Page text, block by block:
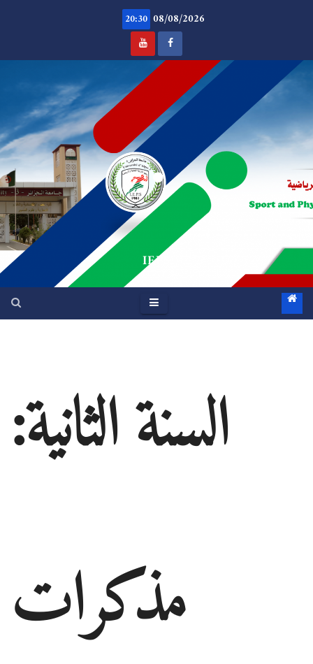
08/08/2026
20:30
.
IEPS
السنة الثانية:
مذكرات